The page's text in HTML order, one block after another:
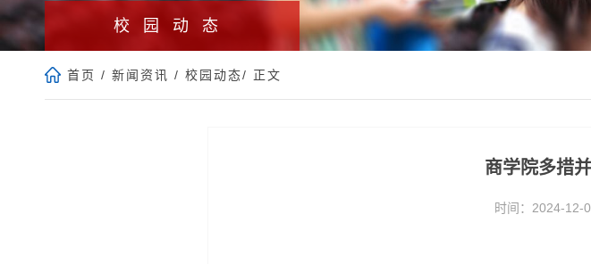
校园动态
首页 / 新闻资讯 / 校园动态/ 正文
商学院多措
时间：2024-12-